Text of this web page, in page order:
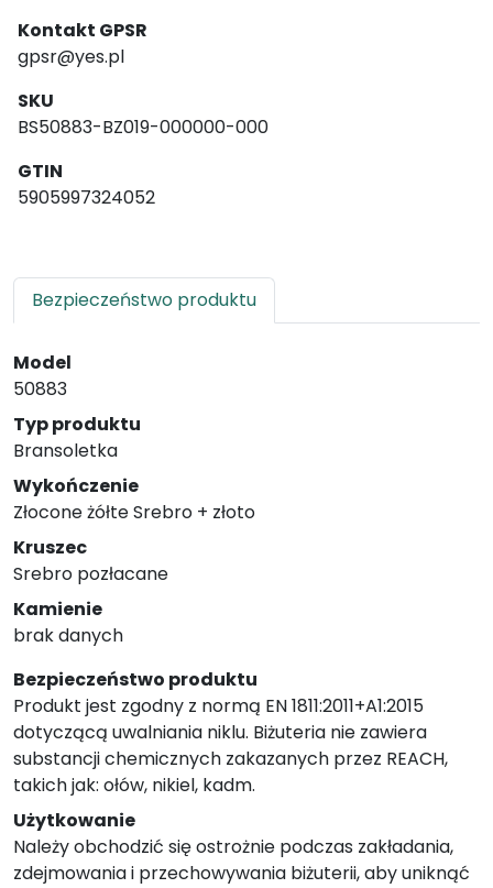
Kontakt GPSR
gpsr@yes.pl
SKU
BS50883-BZ019-000000-000
GTIN
5905997324052
Bezpieczeństwo produktu
Model
50883
Typ produktu
Bransoletka
Wykończenie
Złocone żółte Srebro + złoto
Kruszec
Srebro pozłacane
Kamienie
brak danych
Bezpieczeństwo produktu
Produkt jest zgodny z normą EN 1811:2011+A1:2015
dotyczącą uwalniania niklu. Biżuteria nie zawiera
substancji chemicznych zakazanych przez REACH,
takich jak: ołów, nikiel, kadm.
Użytkowanie
Należy obchodzić się ostrożnie podczas zakładania,
zdejmowania i przechowywania biżuterii, aby uniknąć